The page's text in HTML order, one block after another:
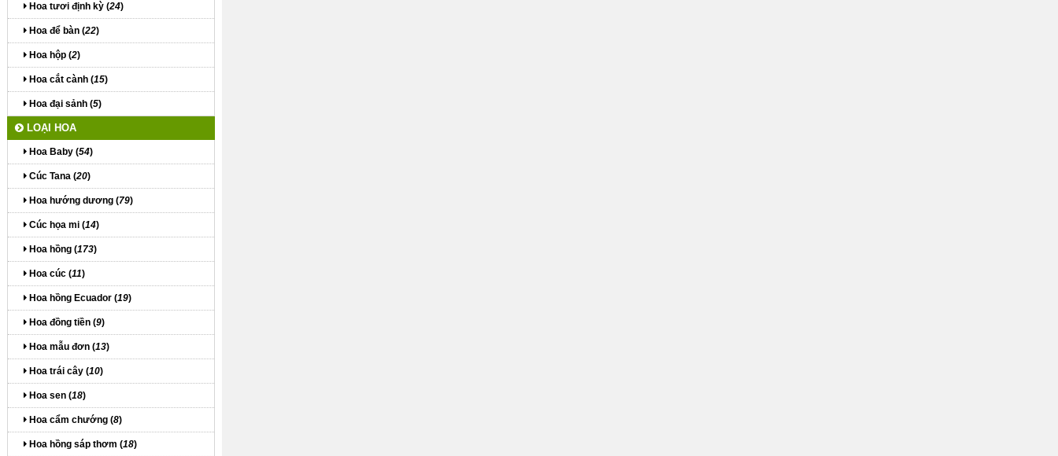
Hoa tươi định kỳ (24)
Hoa để bàn (22)
Hoa hộp (2)
Hoa cắt cành (15)
Hoa đại sảnh (5)
LOẠI HOA
Hoa Baby (54)
Cúc Tana (20)
Hoa hướng dương (79)
Cúc họa mi (14)
Hoa hồng (173)
Hoa cúc (11)
Hoa hồng Ecuador (19)
Hoa đồng tiền (9)
Hoa mẫu đơn (13)
Hoa trái cây (10)
Hoa sen (18)
Hoa cẩm chướng (8)
Hoa hồng sáp thơm (18)